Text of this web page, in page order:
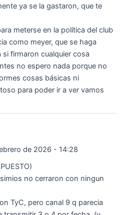
ya se la gastaron, que te
meterse en la política del club
como meyer, que se haga
firmaron cualquier cosa
no espero nada porque no
cosas básicas ni
para poder ir a ver vamos
de 2026 - 14:28
no cerraron con ningun
TyC, pero canal 9 q parecia